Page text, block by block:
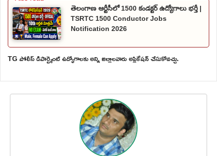
తెలంగాణ ఆర్టీసీలో 1500 కండక్టర్ ఉద్యోగాలు భర్తీ |
TSRTC 1500 Conductor Jobs
Notification 2026
TG పోలీస్ డిపార్ట్మెంట్ ఉద్యోగాలకు అన్ని జిల్లాలవారు అప్లికేషన్ చేసుకోవచ్చు.